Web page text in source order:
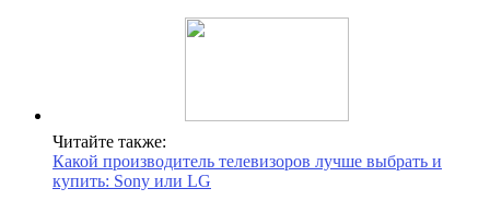
Читайте также:
Какой производитель телевизоров лучше выбрать и
купить: Sony или LG